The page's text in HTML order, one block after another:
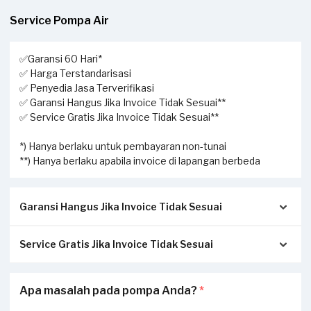
Service Pompa Air
✅Garansi 60 Hari*
✅ Harga Terstandarisasi
✅ Penyedia Jasa Terverifikasi
✅ Garansi Hangus Jika Invoice Tidak Sesuai**
✅ Service Gratis Jika Invoice Tidak Sesuai**
*) Hanya berlaku untuk pembayaran non-tunai
**) Hanya berlaku apabila invoice di lapangan berbeda
Garansi Hangus Jika Invoice Tidak Sesuai
Pastikan kwitansi/invoice yang diterbitkan dari Sejasa
Invoice akan dikirimkan via Email / Whatsapp.
Jika tidak sesuai, garansi akan hangus.
Service Gratis Jika Invoice Tidak Sesuai
pengerjaan service di lapangan dengan transaksi yang
Apa masalah pada pompa Anda? *